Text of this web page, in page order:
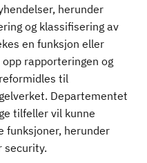
herunder
og klassifisering av
en funksjon eller
rapporteringen og
til
Departementet
tilfeller vil kunne
funksjoner, herunder
security.